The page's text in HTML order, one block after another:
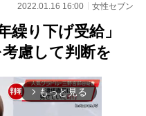
2022.01.16 16:00 女性セブン
繰り下げ受給」
慮して判断を
arrow_forward_ios もっと見る